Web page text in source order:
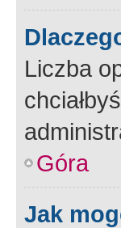
Liczba
Góra
Jak